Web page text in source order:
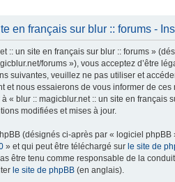
en français sur blur :: forums -
:: un site en français sur blur :: forums »
forums »), vous acceptez d’être
suivantes, veuillez ne pas utiliser et
et nous essaierons de vous informer de
« blur :: magicblur.net :: un site en
modifiées et mises à jour.
(désignés ci-après par « logiciel
» et qui peut être téléchargé sur le site de
être tenu comme responsable de la
le site de phpBB (en anglais).